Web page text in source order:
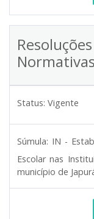
Status: Vigente
Súmula: IN -
Escolar nas
município de